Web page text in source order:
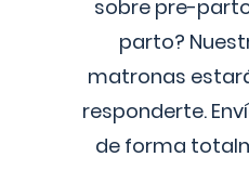
sobre pre-
parto?
matronas
responderte.
de forma